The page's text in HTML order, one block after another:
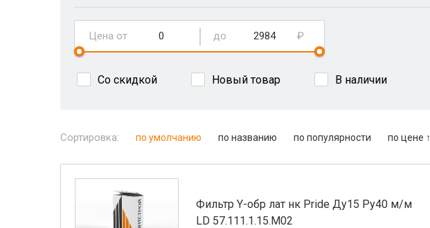
Цена от до ₽
Со скидкой Новый товар В наличии
Сортировка: по умолчанию по названию по популярности по цене ↑
Фильтр Y-обр лат нк Pride Ду15 Ру40 м/м
LD 57.111.1.15.M02